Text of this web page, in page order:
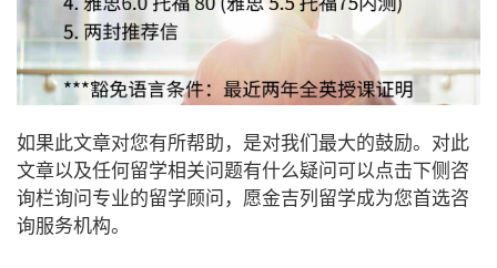
如果此文章对您有所帮助，是对我们最大的鼓励。对此
文章以及任何留学相关问题有什么疑问可以点击下侧咨
询栏询问专业的留学顾问，愿金吉列留学成为您首选咨
询服务机构。